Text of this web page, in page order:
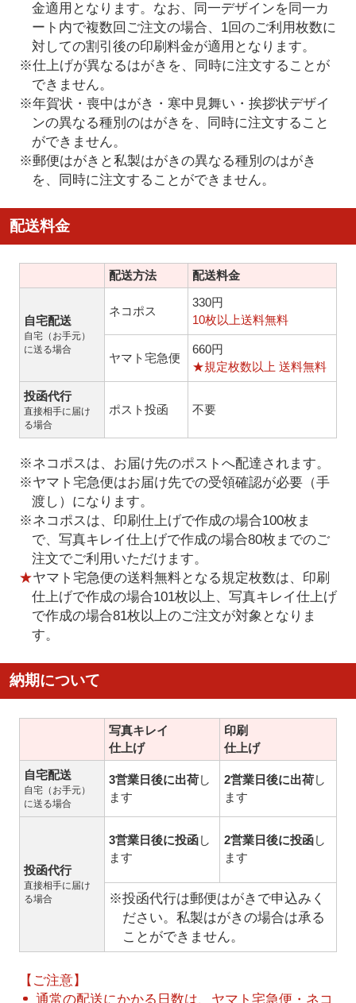
金適用となります。なお、同一デザインを同一カ
ート内で複数回ご注文の場合、1回のご利用枚数に
対しての割引後の印刷料金が適用となります。
※仕上げが異なるはがきを、同時に注文することが
できません。
※年賀状・喪中はがき・寒中見舞い・挨拶状デザイ
ンの異なる種別のはがきを、同時に注文すること
ができません。
※郵便はがきと私製はがきの異なる種別のはがき
を、同時に注文することができません。
配送料金
配送方法 配送料金
自宅配送
自宅（お手元）
に送る場合
ネコポス
330円
10枚以上送料無料
ヤマト宅急便
660円
★規定枚数以上 送料無料
投函代行
直接相手に届け
る場合
ポスト投函 不要
※ネコポスは、お届け先のポストへ配達されます。
※ヤマト宅急便はお届け先での受領確認が必要（手
渡し）になります。
※ネコポスは、印刷仕上げで作成の場合100枚ま
で、写真キレイ仕上げで作成の場合80枚までのご
注文でご利用いただけます。
★ヤマト宅急便の送料無料となる規定枚数は、印刷
仕上げで作成の場合101枚以上、写真キレイ仕上げ
で作成の場合81枚以上のご注文が対象となりま
す。
納期について
写真キレイ
仕上げ
印刷
仕上げ
自宅配送
自宅（お手元）
に送る場合
3営業日後に出荷し
ます
2営業日後に出荷し
ます
投函代行
直接相手に届け
る場合
3営業日後に投函し
ます
2営業日後に投函し
ます
※投函代行は郵便はがきで申込みく
ださい。私製はがきの場合は承る
ことができません。
【ご注意】
通常の配送にかかる日数は、ヤマト宅急便・ネコ